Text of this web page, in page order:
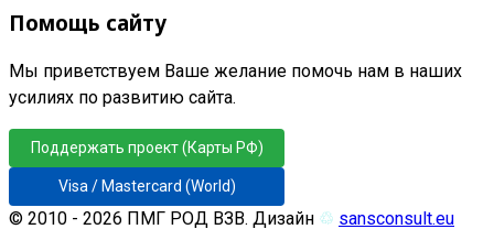
Помощь сайту
Мы приветствуем Ваше желание помочь нам в наших
усилиях по развитию сайта.
Поддержать проект (Карты РФ)
Visa / Mastercard (World)
© 2010 - 2026 ПМГ РОД ВЗВ. Дизайн ♲ sansconsult.eu